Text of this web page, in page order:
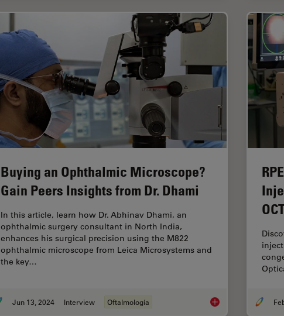
Buying an Ophthalmic Microscope?
Gain Peers Insights from Dr. Dhami
In this article, learn how Dr. Abhinav Dhami, an
ophthalmic surgery consultant in North India,
enhances his surgical precision using the M822
ophthalmic microscope from Leica Microsystems and
the key…
Jun 13, 2024 Interview Oftalmología Buying an Ophthalmic